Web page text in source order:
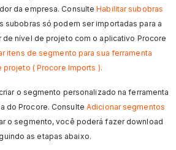
da empresa. ConsulteHabilitar subobras
subobras só podem ser importadas para a
de nível de projeto com o aplicativo Procore
itens de segmento para sua ferramenta
( Procore Imports ).
o segmento personalizado na ferramenta
do Procore. Consulte Adicionar segmentos
o segmento, você poderá fazer download
as etapas abaixo.